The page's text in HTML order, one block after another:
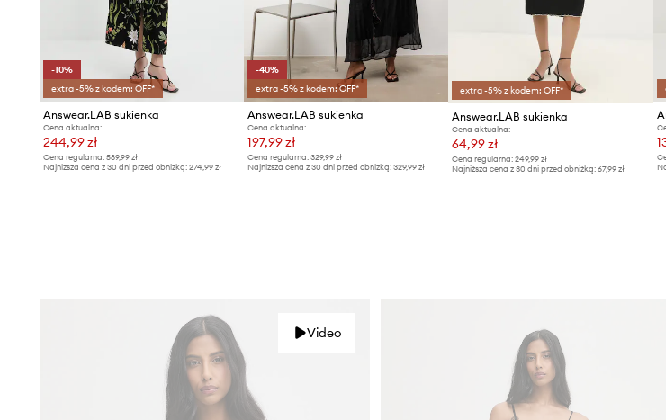
-10%
extra -5% z kodem: OFF*
Answear.LAB sukienka
Cena aktualna:
244,99 zł
Cena regularna: 589,99 zł
Najniższa cena z 30 dni przed obniżką: 274,99 zł
-40%
extra -5% z kodem: OFF*
Answear.LAB sukienka
Cena aktualna:
197,99 zł
Cena regularna:329,99 zł
Najniższa cena z 30 dni przed obniżką:329,99 zł
extra -5% z kodem: OFF*
Answear.LAB sukienka
Cena aktualna:
64,99 zł
Cena regularna: 249,99 zł
Najniższa cena z 30 dni przed obniżką: 67,99 zł
Video